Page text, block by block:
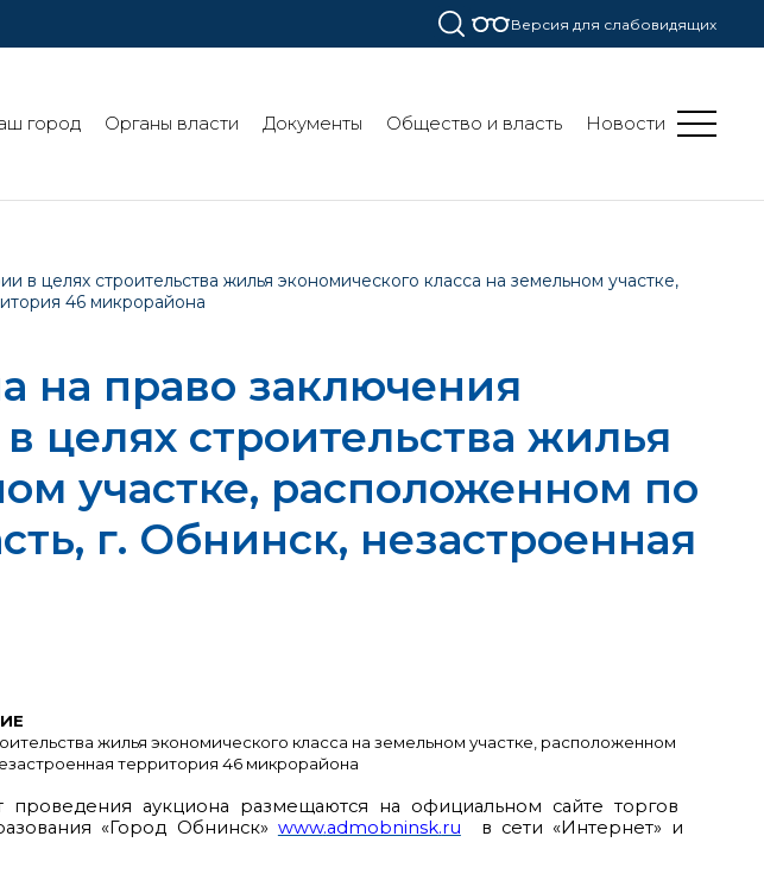
Версия для слабовидящих
город Органы власти Документы Общество и власть Новости
целях строительства жилья экономического класса на земельном участке,
46 микрорайона
на право заключения
целях строительства жилья
участке, расположенном по
г. Обнинск, незастроенная
жилья экономического класса на земельном участке, расположенном
территория 46 микрорайона
аукциона размещаются на официальном сайте торгов
«Город Обнинск» www.admobninsk.ru в сети «Интернет» и